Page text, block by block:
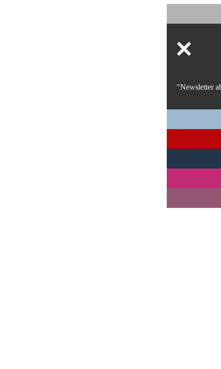
"Newsletter